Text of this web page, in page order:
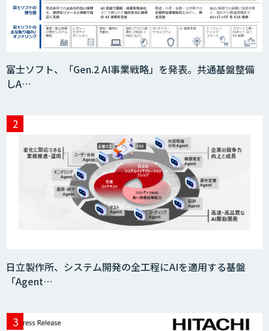
富士ソフト、「Gen.2 AI事業戦略」を発表。共通基盤整備
しA…
日立製作所、システム開発の全工程にAIを適用する基盤
「Agent…